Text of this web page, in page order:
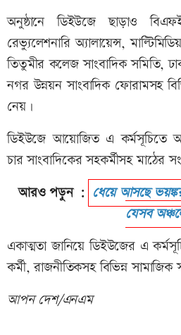
অনুষ্ঠানে ডিইউজে ছাড়াও
রেভ্যুলেশনারি অ্যালায়েন্স,
তিতুমীর কলেজ সাংবাদিক সমিতি,
নগর উন্নয়ন সাংবাদিক ফোরামসহ
নেয়।
ডিইউজে আয়োজিত এ কর্মসূচিতে
চার সাংবাদিকের সহকর্মীসহ মাঠের
আরও পড়ুন : ধেয়ে আসছে
যেসব
একাত্মতা জানিয়ে ডিইউজের এ
কর্মী, রাজনীতিকসহ বিভিন্ন
আপন দেশ/এনএম